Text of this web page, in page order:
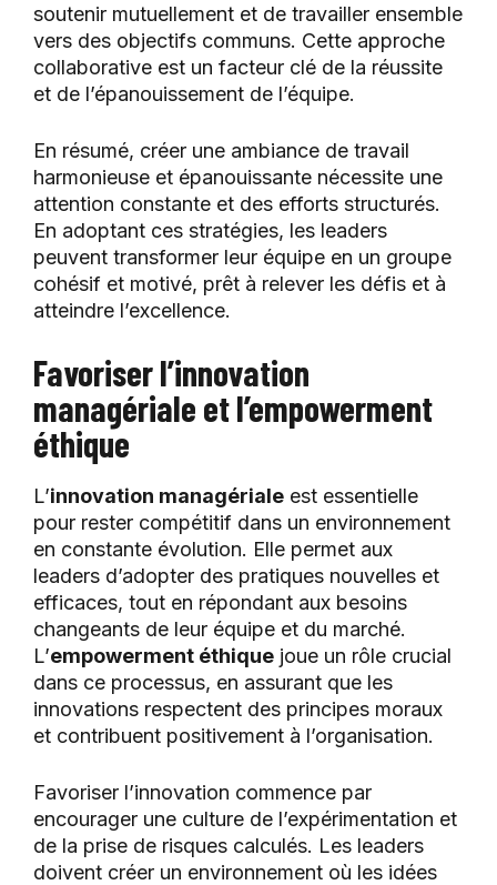
soutenir mutuellement et de travailler ensemble
vers des objectifs communs. Cette approche
collaborative est un facteur clé de la réussite
et de l’épanouissement de l’équipe.
En résumé, créer une ambiance de travail
harmonieuse et épanouissante nécessite une
attention constante et des efforts structurés.
En adoptant ces stratégies, les leaders
peuvent transformer leur équipe en un groupe
cohésif et motivé, prêt à relever les défis et à
atteindre l’excellence.
Favoriser l’innovation
managériale et l’empowerment
éthique
L’innovation managériale est essentielle
pour rester compétitif dans un environnement
en constante évolution. Elle permet aux
leaders d’adopter des pratiques nouvelles et
efficaces, tout en répondant aux besoins
changeants de leur équipe et du marché.
L’empowerment éthique joue un rôle crucial
dans ce processus, en assurant que les
innovations respectent des principes moraux
et contribuent positivement à l’organisation.
Favoriser l’innovation commence par
encourager une culture de l’expérimentation et
de la prise de risques calculés. Les leaders
doivent créer un environnement où les idées